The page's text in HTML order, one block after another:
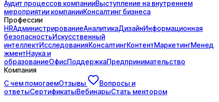
Аудит процессов компанииВыступление на внутреннем
мероприятии компанииКонсалтинг бизнеса
Профессии
HRАдминистрированиеАналитикаДизайнИнформационная
безопасностьИскусственный
интеллектИсследованияКонсалтингКонтентМаркетингМенед
жментНаука и
образованиеОфисПоддержкаПредпринимательство
Компания
С чем помогаемОтзывы
Вопросы и
ответыСертификатыВебинарыСтать ментором